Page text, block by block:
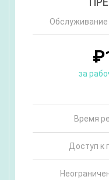
Обслуживание
за
Время
Доступ к